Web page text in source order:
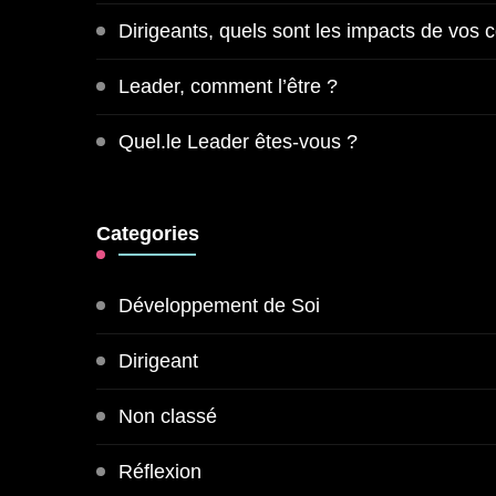
Dirigeants, quels sont les impacts de vos
Leader, comment l’être ?
Quel.le Leader êtes-vous ?
Categories
Développement de Soi
Dirigeant
Non classé
Réflexion